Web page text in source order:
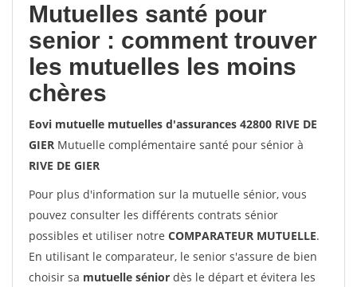
Mutuelles santé pour
senior : comment trouver
les mutuelles les moins
chères
Eovi mutuelle mutuelles d'assurances 42800 RIVE DE
GIER Mutuelle complémentaire santé pour sénior à
RIVE DE GIER
Pour plus d'information sur la mutuelle sénior, vous
pouvez consulter les différents contrats sénior
possibles et utiliser notre COMPARATEUR MUTUELLE.
En utilisant le comparateur, le senior s'assure de bien
choisir sa mutuelle sénior dès le départ et évitera les